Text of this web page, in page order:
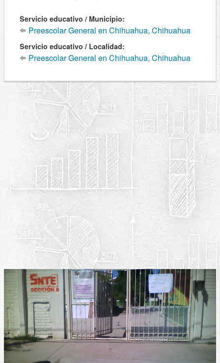
Servicio educativo / Municipio:
Preescolar General en Chihuahua, Chihuahua
Servicio educativo / Localidad:
Preescolar General en Chihuahua, Chihuahua